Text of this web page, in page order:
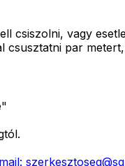
csiszolni, vagy
par